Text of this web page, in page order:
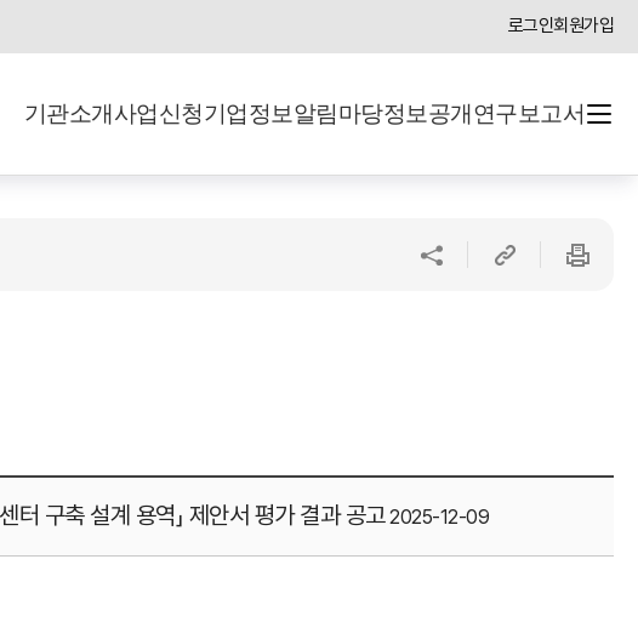
로그인회원가입
기관소개 사업신청기업정보알림마당정보공개 연구보고서
링크
복사하기
터 구축 설계 용역」 제안서 평가 결과 공고2025-12-09